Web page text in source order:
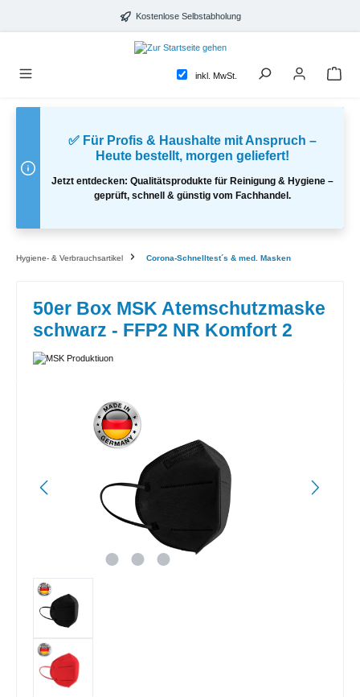
Kostenlose Selbstabholung
inkl. MwSt.
✅ Für Profis & Haushalte mit Anspruch –
Heute bestellt, morgen geliefert!
Jetzt entdecken: Qualitätsprodukte für Reinigung & Hygiene –
geprüft, schnell & günstig vom Fachhandel.
Hygiene- & Verbrauchsartikel Corona-Schnelltest´s & med. Masken
50er Box MSK Atemschutzmaske
schwarz - FFP2 NR Komfort 2
Bildergalerie überspringen